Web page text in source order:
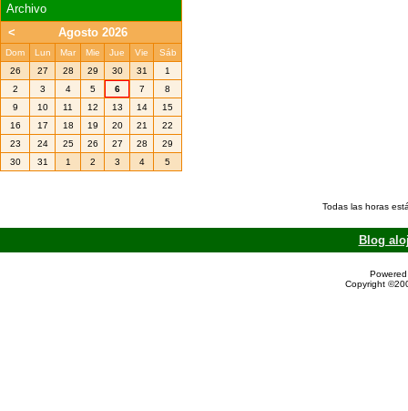
Archivo
<
Agosto 2026
Dom Lun Mar Mie Jue Vie
Sáb
26
27 28 29 30 31
1
2
3 4 5 6 7
8
9
10 11 12 13 14
15
16
17 18 19 20 21
22
23
24 25 26 27 28
29
30
31 1 2 3 4 5
Todas las horas
Blog
Copyright